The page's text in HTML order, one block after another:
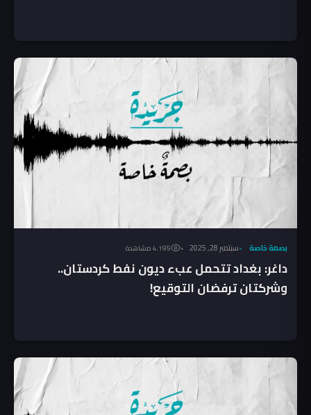
بصمة خاصة سبتمبر 28, 2025 4٬195 مشاهدة
داغر: بغداد تتحمل عبء ديون نفط كردستان..
وشركتان ترفضان التوقيع!